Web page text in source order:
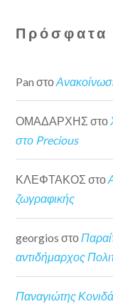
Πρόσφατα
Pan στο
ΟΜΑΔΑΡΧΗΣ στο
στο Precious
ΚΛΕΦΤΑΚΟΣ στο
ζωγραφικής
georgios στο
αντιδήμαρχος
Παναγιώτης